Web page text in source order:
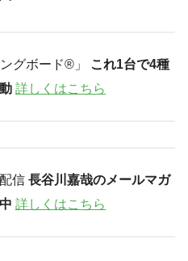
グボード®︎」
これ1台で4種
詳しくはこちら
信 長谷川嘉哉のメールマガ
詳しくはこちら